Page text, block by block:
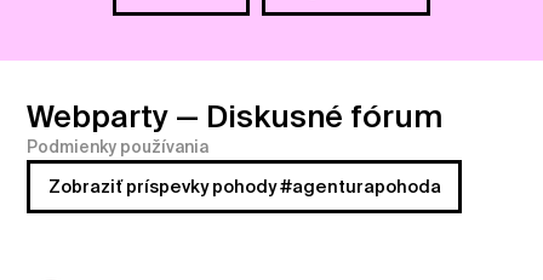
Webparty — Diskusné fórum
Podmienky používania
Zobraziť príspevky pohody #agenturapohoda